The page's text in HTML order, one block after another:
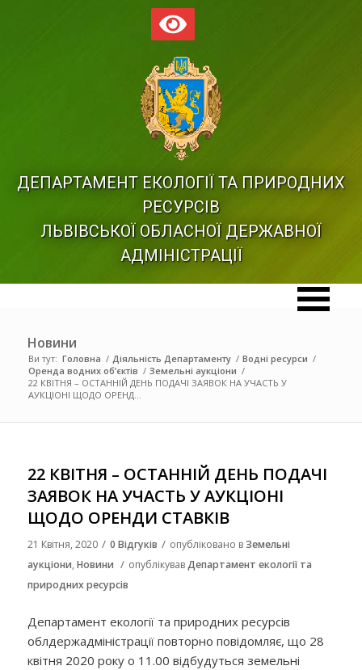
ДЕПАРТАМЕНТ ЕКОЛОГІЇ ТА ПРИРОДНИХ
РЕСУРСІВ
ЛЬВІВСЬКОЇ ОБЛАСНОЇ ДЕРЖАВНОЇ
АДМІНІСТРАЦІЇ
Новини
Ви тут: Головна / Діяльність Департаменту / Водні ресурси /
Оренда водних об’єктів / Земельні аукціони /
22 КВІТНЯ – ОСТАННІЙ ДЕНЬ ПОДАЧІ ЗАЯВОК НА УЧАСТЬ У
АУКЦІОНІ ЩОДО ОРЕНД...
22 КВІТНЯ – ОСТАННІЙ ДЕНЬ ПОДАЧІ
ЗАЯВОК НА УЧАСТЬ У АУКЦІОНІ
ЩОДО ОРЕНДИ СТАВКІВ
21 Квітня, 2020 / 0 Відгуків / опубліковано вЗемельні
аукціони, Новини / опублікувавДепартамент екології та
природних ресурсів
Департамент екології та природних ресурсів
облдержадміністрації повторно повідомляє, що 28
квітня 2020 року о 11.00 відбудуться земельні